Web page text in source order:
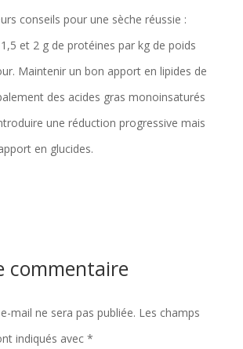
conseils pour une sèche réussie :
et 2 g de protéines par kg de poids
Maintenir un bon apport en lipides de
des acides gras monoinsaturés
une réduction progressive mais
en glucides.
commentaire
mail ne sera pas publiée. Les champs
indiqués avec *